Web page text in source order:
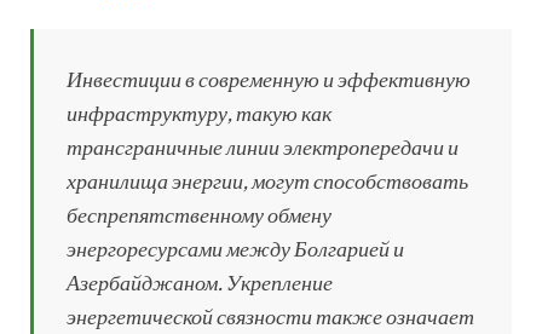
Инвестиции в современную и эффективную
инфраструктуру, такую как
трансграничные линии электропередачи и
хранилища энергии, могут способствовать
беспрепятственному обмену
энергоресурсами между Болгарией и
Азербайджаном. Укрепление
энергетической связности также означает